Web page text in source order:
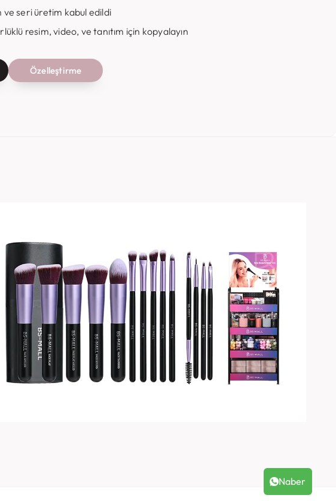
ve seri üretim kabul edildi
resim, video, ve tanıtım için kopyalayın
Özelleştirme
Naber